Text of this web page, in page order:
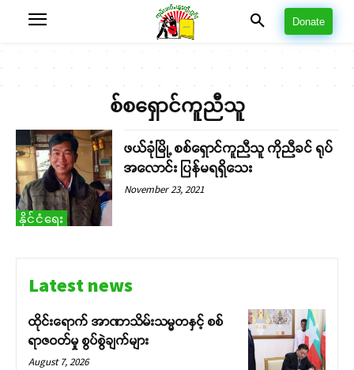
Donate
စ်စရှောင်ကူညီသူ
နိုင်ငံရေး
ဖယ်ခုံမြို့ စစ်ရှောင်ကူညီသူ ကိုညီခင် ရုပ်
အလောင်း ပြန်မရရှိသေး
November 23, 2021
Latest news
ထိုင်းရောက် အာဏာသိမ်းသမ္မတနှင့် စစ်
ရာဇဝတ်မှု စွပ်စွဲချက်များ
August 7, 2026